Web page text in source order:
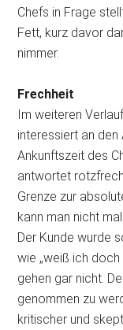
Chefs in Frage
Fett, kurz davor
nimmer.
Frechheit
Im weiteren
interessiert an
Ankunftszeit des
antwortet
Grenze zur
kann man nicht
Der Kunde wurde
wie „weiß ich doch
gehen gar nicht.
genommen zu
kritischer und